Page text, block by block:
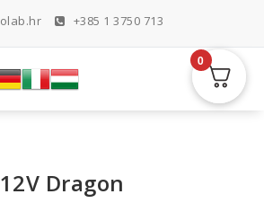
+385 1 3750 713
Dragon
0